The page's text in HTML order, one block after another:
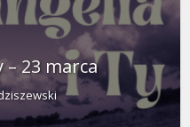
– 23 marca